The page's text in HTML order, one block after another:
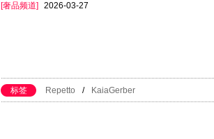
[奢品频道] 2026-03-27
标签 Repetto / KaiaGerber